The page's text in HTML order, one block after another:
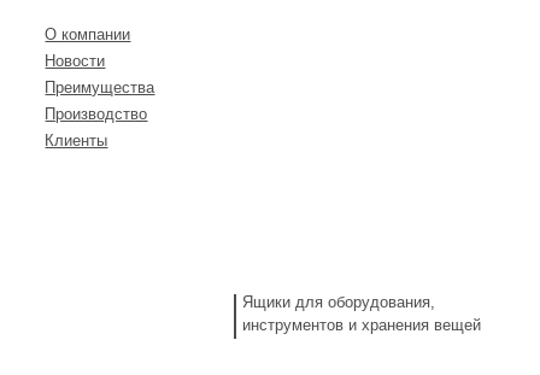
О компании
Новости
Преимущества
Производство
Клиенты
Ящики для оборудования,
инструментов и хранения вещей